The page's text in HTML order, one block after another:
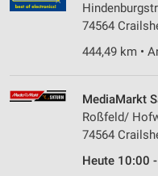
74564
444,49 km •
MediaMarkt
Roßfeld/
74564
Heute 10:00